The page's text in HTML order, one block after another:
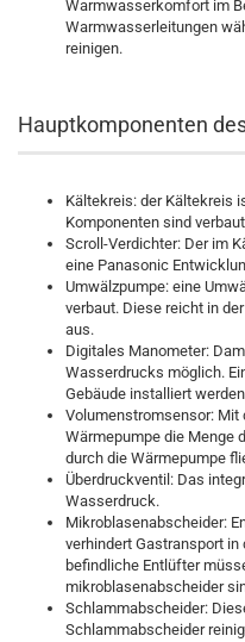
Warmwasserkomfort im
Warmwasserleitungen
reinigen.
Hauptkomponenten
Kältekreis: der Kältekreis
Komponenten sind
Scroll-Verdichter: Der im
eine Panasonic
Umwälzpumpe: eine
verbaut. Diese reicht in
aus.
Digitales Manometer:
Wasserdrucks möglich.
Gebäude installiert
Volumenstromsensor:
Wärmepumpe die Menge
durch die Wärmepumpe
Überdruckventil: Das
Wasserdruck.
Mikroblasenabscheider:
verhindert Gastransport in
befindliche Entlüfter
mikroblasenabscheider
Schlammabscheider:
Schlammabscheider